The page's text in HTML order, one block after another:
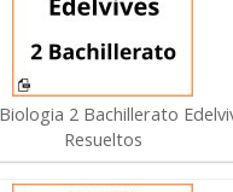
2 Bachillerato
Resueltos